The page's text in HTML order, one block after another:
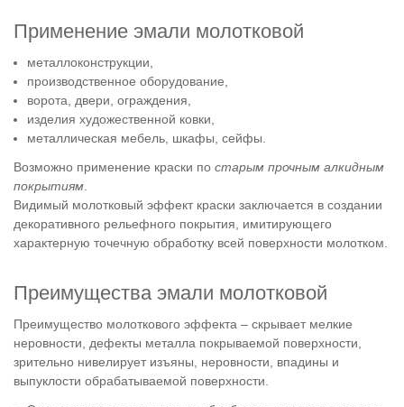
Применение эмали молотковой
металлоконструкции,
производственное оборудование,
ворота, двери, ограждения,
изделия художественной ковки,
металлическая мебель, шкафы, сейфы.
Возможно применение краски по старым прочным алкидным
покрытиям
Видимый молотковый эффект краски заключается в создании
декоративного рельефного покрытия, имитирующего
характерную точечную обработку всей поверхности молотком.
Преимущества эмали молотковой
Преимущество молоткового эффекта – скрывает мелкие
неровности, дефекты металла покрываемой поверхности,
зрительно нивелирует изъяны, неровности, впадины и
выпуклости обрабатываемой поверхности.